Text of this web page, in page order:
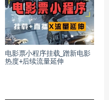
电影票小程序挂载_蹭新电影
热度+后续流量延伸